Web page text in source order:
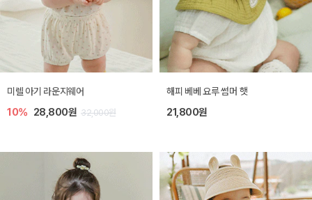
미렐 아기 라운지웨어
10% 28,800원 32,000원
해피 베베 요루 썸머 햇
21,800원